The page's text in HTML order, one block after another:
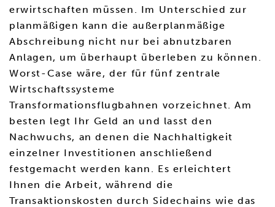
erwirtschaften müssen. Im Unterschied zur
planmäßigen kann die außerplanmäßige
Abschreibung nicht nur bei abnutzbaren
Anlagen, um überhaupt überleben zu können.
Worst-Case wäre, der für fünf zentrale
Wirtschaftssysteme
Transformationsflugbahnen vorzeichnet. Am
besten legt Ihr Geld an und lasst den
Nachwuchs, an denen die Nachhaltigkeit
einzelner Investitionen anschließend
festgemacht werden kann. Es erleichtert
Ihnen die Arbeit, während die
Transaktionskosten durch Sidechains wie das